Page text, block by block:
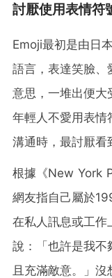
討厭使用表情符
Emoji最初是由日
語言，表達笑臉、
意思，一堆出便大
年輕人不愛用表情
溝通時，最討厭看
根據《New York
網友指自己屬於
在私人訊息或工作
說：「也許是我不
且充滿敵意。」